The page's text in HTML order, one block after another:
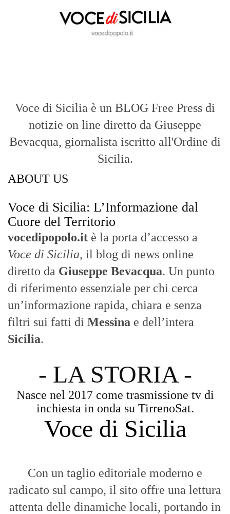
Voce di Sicilia è un BLOG Free Press di
notizie on line diretto da Giuseppe
Bevacqua, giornalista iscritto all'Ordine di
Sicilia.
ABOUT US
Voce di Sicilia: L’Informazione dal
Cuore del Territorio
vocedipopolo.it è la porta d’accesso a
Voce di Sicilia, il blog di news online
diretto da Giuseppe Bevacqua. Un punto
di riferimento essenziale per chi cerca
un’informazione rapida, chiara e senza
filtri sui fatti di Messina e dell’intera
Sicilia.
- LA STORIA -
Nasce nel 2017 come trasmissione tv di
inchiesta in onda su TirrenoSat.
Voce di Sicilia
Con un taglio editoriale moderno e
radicato sul campo, il sito offre una lettura
attenta delle dinamiche locali, portando in